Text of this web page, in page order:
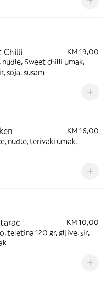
Chilli
KM 19,00
Sweet chilli umak,
soja, susam
KM 16,00
nudle, teriyaki umak,
KM 10,00
teletina 120 gr, gljive, sir,